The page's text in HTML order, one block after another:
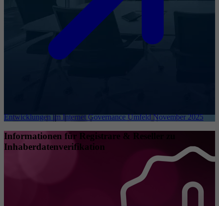
Entwicklungen im Internet Governance Umfeld November 2025
Informationen für Registrare & Reseller zu
Inhaberdatenverifikation